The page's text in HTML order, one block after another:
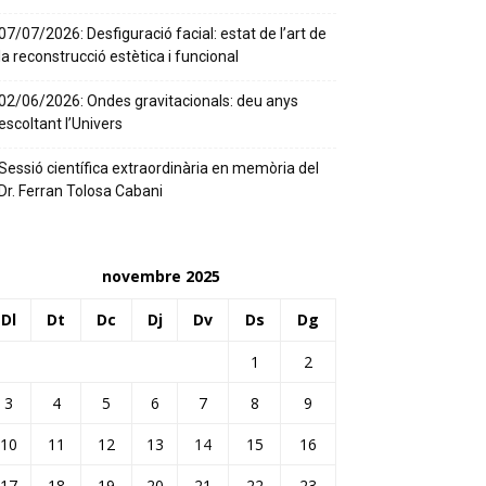
07/2026: Desfiguració facial: estat de l’art de
reconstrucció estètica i funcional
06/2026: Ondes gravitacionals: deu anys
l’Univers
científica extraordinària en memòria del
Ferran Tolosa Cabani
novembre 2025
Dl Dt Dc Dj Dv Ds Dg
1
2
3
4 5 6 7 8
9
10
11 12 13 14 15
16